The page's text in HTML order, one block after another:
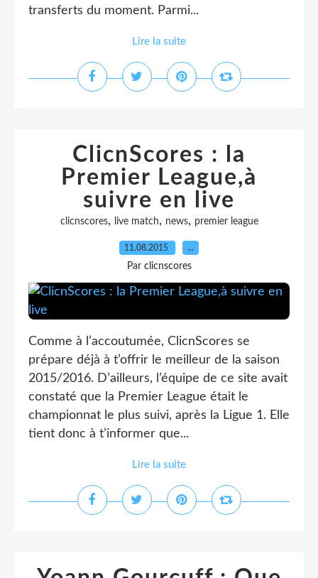
transferts du moment. Parmi...
Lire la suite
ClicnScores : la
Premier League,à
suivre en live
clicnscores, live match, news, premier league
11.08.2015 …
Par clicnscores
Comme à l’accoutumée, ClicnScores se
prépare déjà à t’offrir le meilleur de la saison
2015/2016. D’ailleurs, l’équipe de ce site avait
constaté que la Premier League était le
championnat le plus suivi, après la Ligue 1. Elle
tient donc à t’informer que...
Lire la suite